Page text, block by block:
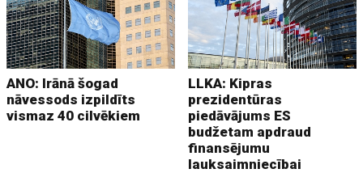
ANO: Irānā šogad
nāvessods izpildīts
vismaz 40 cilvēkiem
LLKA: Kipras
prezidentūras
piedāvājums ES
budžetam apdraud
finansējumu
lauksaimniecībai